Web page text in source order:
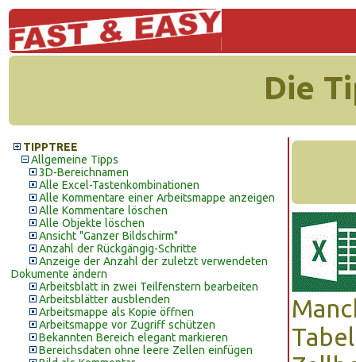
Die
TIPPTREE
Allgemeine Tipps
3D-Bereichnamen
Alle Excel-Tastenkombinationen
Alle Kommentare einer Arbeitsmappe anzeigen
Alle Kommentare löschen
Alle Objekte löschen
Ansicht "Ganzer Bildschirm"
Anzahl der Rückgängig-Schritte
Anzeige der Anzahl der zuletzt verwendeten
Dokumente ändern
Arbeitsblatt in zwei Teilfenstern bearbeiten
Arbeitsblätter ausblenden
Arbeitsmappe als Kopie öffnen
Arbeitsmappe vor Zugriff schützen
Bekannten Bereich elegant markieren
Bereichsdaten ohne leere Zellen einfügen